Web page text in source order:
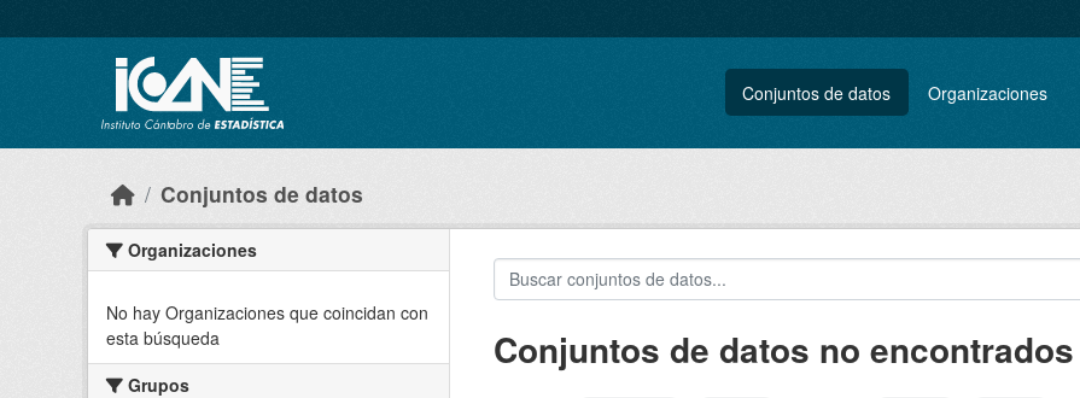
Conjuntos de datos Organizaciones
Conjuntos de datos
Organizaciones
No hay Organizaciones que coincidan con
esta búsqueda
Grupos
Conjuntos de datos no encontrados